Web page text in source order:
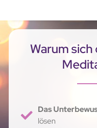
Warum
Das
lösen